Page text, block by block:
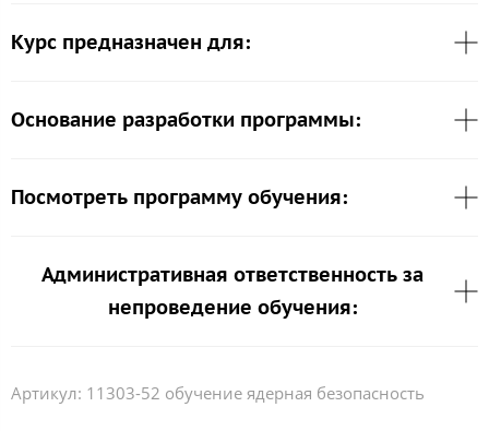
Курс предназначен для:
Основание разработки программы:
Посмотреть программу обучения:
Административная ответственность за
непроведение обучения:
Артикул: 11303-52 обучение ядерная безопасность